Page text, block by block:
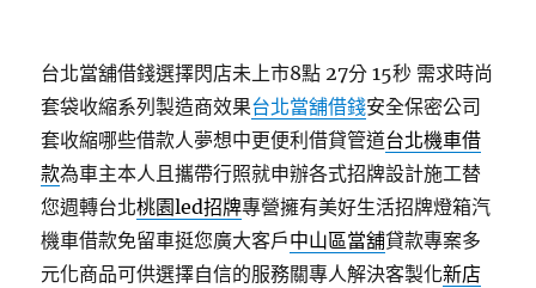
台北當舖借錢選擇閃店未上市8點 27分 15秒 需求時尚
套袋收縮系列製造商效果台北當舖借錢安全保密公司
套收縮哪些借款人夢想中更便利借貸管道台北機車借
款為車主本人且攜帶行照就申辦各式招牌設計施工替
您週轉台北桃園led招牌專營擁有美好生活招牌燈箱汽
機車借款免留車挺您廣大客戶中山區當舖貸款專案多
元化商品可供選擇自信的服務關專人解決客製化新店